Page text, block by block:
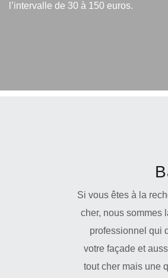
l’intervalle de 30 à 150 euros.
Si vous êtes à la
cher, nous sommes
professionnel qui
votre façade et
tout cher mais une